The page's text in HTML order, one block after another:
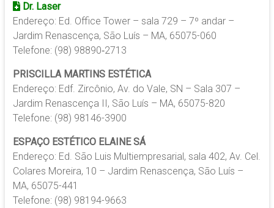
Dr. Laser
Endereço: Ed. Office Tower – sala 729 – 7º andar –
Jardim Renascença, São Luís – MA, 65075-060
Telefone: (98) 98890‑2713‬
PRISCILLA MARTINS ESTÉTICA
Endereço: Edf. Zircônio, Av. do Vale, SN – Sala 307 –
Jardim Renascença II, São Luís – MA, 65075-820
Telefone: (98) 98146-3900
ESPAÇO ESTÉTICO ELAINE SÁ
Endereço: Ed. São Luis Multiempresarial, sala 402, Av. Cel.
Colares Moreira, 10 – Jardim Renascença, São Luís –
MA, 65075-441
Telefone: (98) 98194-9663